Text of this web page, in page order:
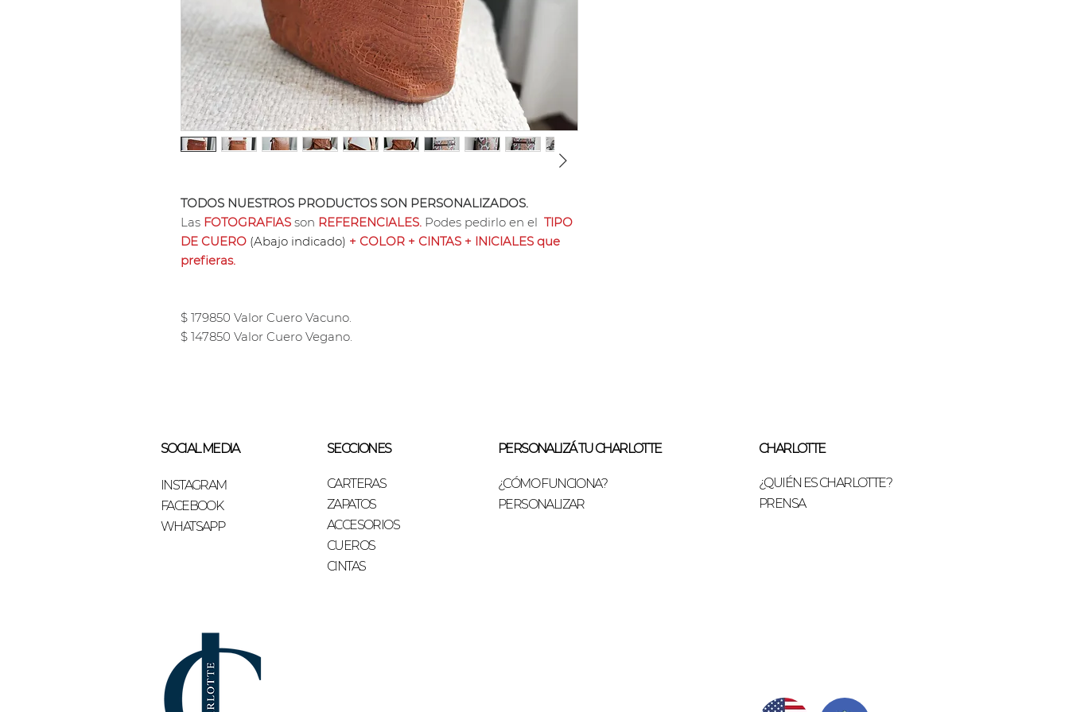
TODOS NUESTROS PRODUCTOS SON PERSONALIZADOS.
Las FOTOGRAFIAS son REFERENCIALES. Podes pedirlo en el TIPO
DE CUERO (Abajo indicado) + COLOR + CINTAS + INICIALES que
prefieras.
$ 179850 Valor Cuero Vacuno.
$ 147850 Valor Cuero Vegano.
SOCIAL MEDIA
INSTAGRAM
FACEBOOK
WHATSAPP
SECCIONES
CARTERAS
ZAPATOS
ACCESORIOS
CUEROS
CINTAS
PERSONALIZÁ TU CHARLOTTE
¿CÓMO FUNCIONA?
PERSONALIZAR
CHARLOTTE
¿QUIÉN ES CHARLOTTE?
PRENSA